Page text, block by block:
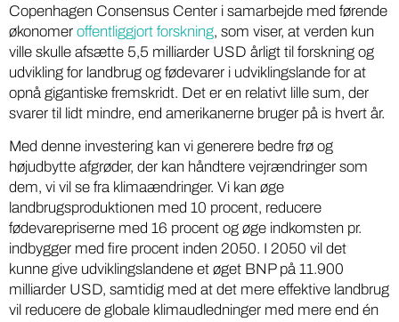
Copenhagen Consensus Center i samarbejde med førende
økonomer offentliggjort forskning, som viser, at verden kun
ville skulle afsætte 5,5 milliarder USD årligt til forskning og
udvikling for landbrug og fødevarer i udviklingslande for at
opnå gigantiske fremskridt. Det er en relativt lille sum, der
svarer til lidt mindre, end amerikanerne bruger på is hvert år.
Med denne investering kan vi generere bedre frø og
højudbytte afgrøder, der kan håndtere vejrændringer som
dem, vi vil se fra klimaændringer. Vi kan øge
landbrugsproduktionen med 10 procent, reducere
fødevarepriserne med 16 procent og øge indkomsten pr.
indbygger med fire procent inden 2050. I 2050 vil det
kunne give udviklingslandene et øget BNP på 11.900
milliarder USD, samtidig med at det mere effektive landbrug
vil reducere de globale klimaudledninger med mere end én